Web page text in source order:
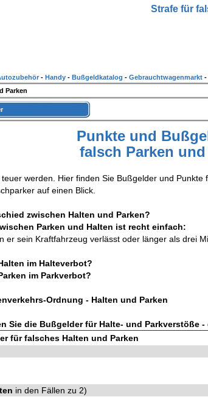
Punkte und
falsch Parken
werden. Hier finden Sie Bußgelder und Punkte
auf einen Blick.
zwischen Halten und Parken?
Parken und Halten ist recht einfach:
er sein Kraftfahrzeug verlässt oder länger als drei
im Halteverbot?
im Parkverbot?
Ordnung - Halten und Parken
Sie die Bußgelder für Halte- und Parkverstöße -
für falsches Halten und Parken
in den Fällen zu 2)
Strafe für
- Handy - Bußgeldkatalog - Gebrauchtwagenmarkt -
Parken